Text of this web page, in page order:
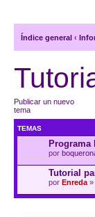
Índice general ‹
Publicar un nuevo
tema
TEMAS
Programa
por
Tutorial
por Enreda »